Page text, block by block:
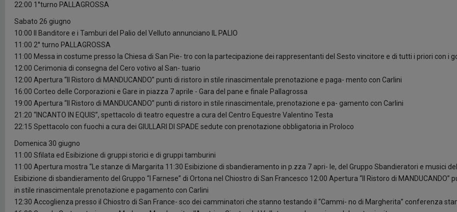
22:00 1°turno PALLAGROSSA
Sabato 26 giugno
10:00 Il Banditore e i Tamburi del Palio del Velluto annunciano IL PALIO
11:00 2° turno PALLAGROSSA
11:00 Messa in costume presso la Chiesa di San Pie- tro con la partecipazione dei rappresentanti del Sesto vincitore e di tutti i priori con i
12:00 Cerimonia di consegna del Cero votivo al San- tuario
12:00 Apertura “Il Ristoro di MANDUCANDO” punti di ristoro in stile rinascimentale prenotazione e paga- mento con Carlini
16:00 Corteo delle Corporazioni e Gare in piazza 7 aprile - Gara del pane e finale Pallagrossa
19:00 Apertura “Il Ristoro di MANDUCANDO” punti di ristoro in stile rinascimentale, prenotazione e pa- gamento con Carlini
21:20 “INCANTO IN EQUIS”, spettacolo di teatro equestre a cura del Centro Equestre Valentino Testa
22:15 Spettacolo con fuochi a cura dei GIULLARI DI SPADE sedute con prenotazione obbligatoria in Proloco
Domenica 30 giugno
11:00 Sfilata ed Esibizione di gruppi storici e di gruppi tamburini
11:00 Apertura mostra “Le stanze di Margarita 11:30 Esibizione di sbandieramento in p.zza 7 apri- le, del Gruppo Sbandieratori e musici
Esibizione di sbandieramento del Gruppo “I Farnese” di Ortona nel Chiostro di San Francesco 12:00 Apertura “Il Ristoro di MANDUCANDO”
in stile rinascimentale prenotazione e pagamento con Carlini
12:30 Accoglienza presso il Chiostro di San France- sco dei camminatori che stanno testando il “Cammi- no di Margherita” conferenza